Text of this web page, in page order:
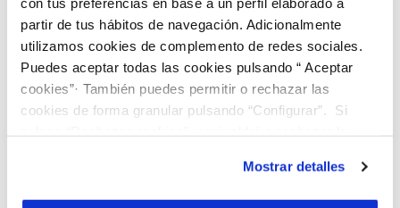
partir de tus hábitos de navegación. Adicionalmente
utilizamos cookies de complemento de redes sociales.
Puedes aceptar todas las cookies pulsando “ Aceptar
cookies”· También puedes permitir o rechazar las
cookies de forma granular pulsando “Configurar”. Si
son indispensables para que el sitio web funcione y que
por tanto no se pueden desactivar. Puedes consultar
Mostrar detalles
Descubre más…